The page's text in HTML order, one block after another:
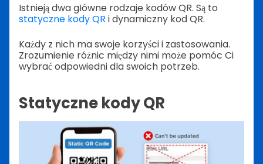
Istnieją dwa główne rodzaje kodów QR. Są to
statyczne kody QR i dynamiczny kod QR.
Każdy z nich ma swoje korzyści i zastosowania.
Zrozumienie różnic między nimi może pomóc Ci
wybrać odpowiedni dla swoich potrzeb.
Statyczne kody QR